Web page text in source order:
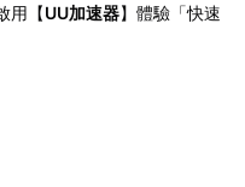
用【UU加速器】體驗「快速